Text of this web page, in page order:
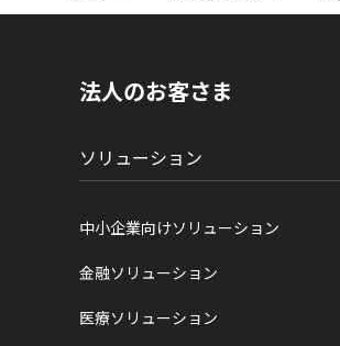
ト
法人のお客さま
ソリューション
中小企業向けソリューション
金融ソリューション
医療ソリューション